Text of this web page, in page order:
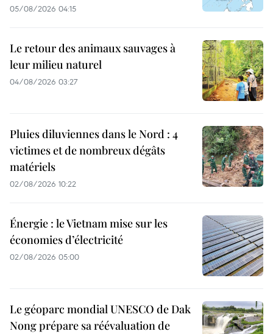
05/08/2026 04:15
Le retour des animaux sauvages à
leur milieu naturel
04/08/2026 03:27
Pluies diluviennes dans le Nord : 4
victimes et de nombreux dégâts
matériels
02/08/2026 10:22
Énergie : le Vietnam mise sur les
économies d’électricité
02/08/2026 05:00
Le géoparc mondial UNESCO de Dak
Nong prépare sa réévaluation de